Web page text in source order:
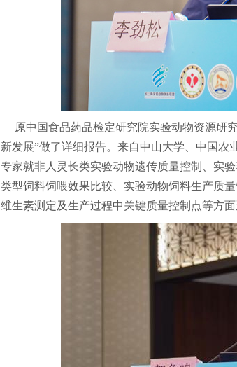
原中国食品药品检定研究院实验动物资源研
新发展”做了详细报告。来自中山大学、中国
专家就非人灵长类实验动物遗传质量控制、实
类型饲料饲喂效果比较、实验动物饲料生产质
维生素测定及生产过程中关键质量控制点等方面